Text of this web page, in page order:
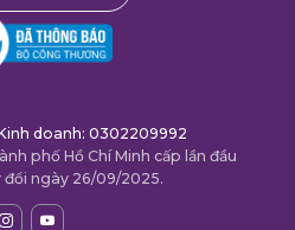
doanh: 0302209992
phố Hồ Chí Minh cấp lần đầu
đổi ngày 26/09/2025.